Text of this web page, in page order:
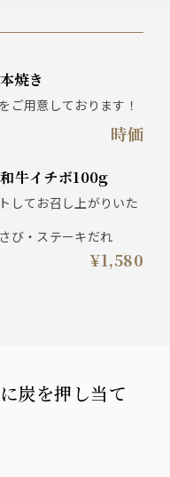
本焼き
ご用意しております！
時価
和牛イチボ100g
してお召し上がりいた
び・ステーキだれ
¥1,580